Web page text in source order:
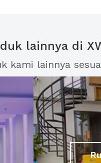
lainnya di
kami lainnya